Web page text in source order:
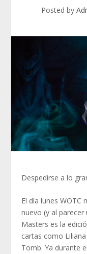
Posted by
Despedirse a lo
El día lunes WOTC
nuevo (y al
Masters es la
cartas como
Tomb. Ya durante